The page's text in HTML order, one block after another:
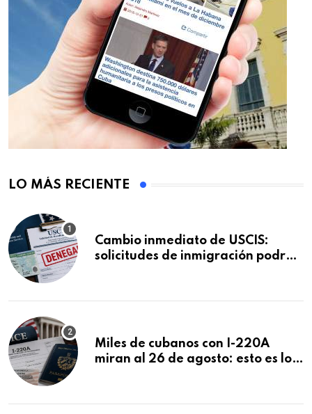
LO MÁS RECIENTE
Cambio inmediato de USCIS:
solicitudes de inmigración podrán
Miles de cubanos con I-220A
miran al 26 de agosto: esto es lo